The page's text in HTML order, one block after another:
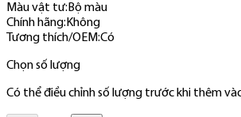
Màu vật tư: Bộ màu
Chính hãng: Không
Tương thích/OEM:Có
Chọn số lượng
Có thể điều chỉnh số lượng trước khi thêm